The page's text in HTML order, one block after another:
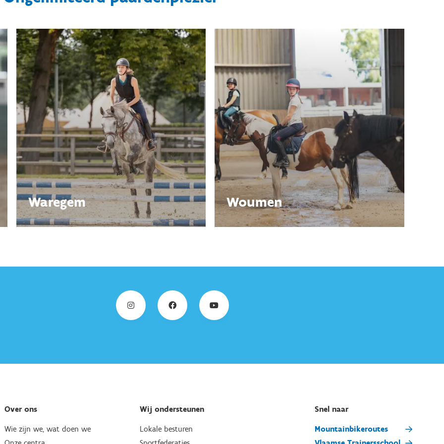
Waregem Woumen
Over ons
Wie zijn we, wat doen we
Wij ondersteunen
Lokale besturen
Snel naar
Mountainbikeroutes